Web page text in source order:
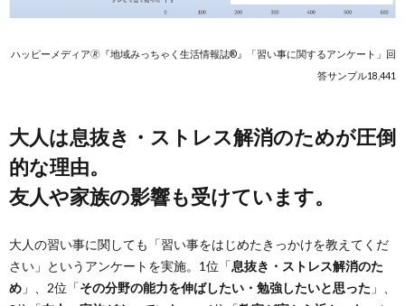
ハッピーメディア🄬『地域みっちゃく生活情報誌®』「習い事に関するアンケート」回
答サンプル18,441
大人は息抜き・ストレス解消のためが圧倒
的な理由。
友人や家族の影響も受けています。
大人の習い事に関しても「習い事をはじめたきっかけを教えてくだ
さい」というアンケートを実施。1位「息抜き・ストレス解消のた
め 」、2位「その分野の能力を伸ばしたい・勉強したいと思った 」、